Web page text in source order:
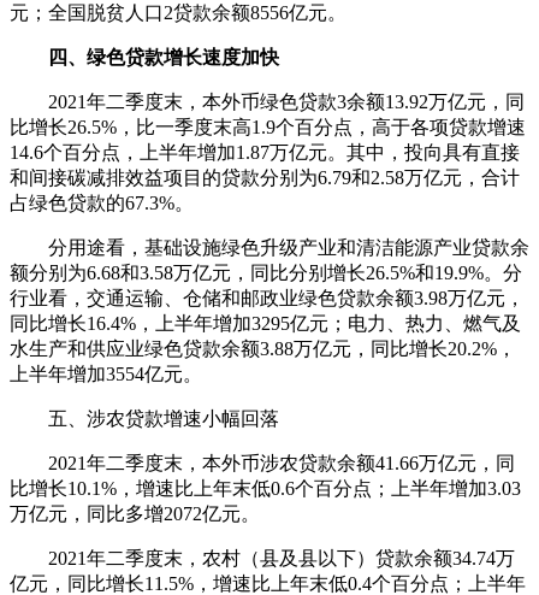
元；全国脱贫人口2贷款余额8556亿元。
四、绿色贷款增长速度加快
2021年二季度末，本外币绿色贷款3余额13.92万亿元，同
比增长26.5%，比一季度末高1.9个百分点，高于各项贷款增速
14.6个百分点，上半年增加1.87万亿元。其中，投向具有直接
和间接碳减排效益项目的贷款分别为6.79和2.58万亿元，合计
占绿色贷款的67.3%。
分用途看，基础设施绿色升级产业和清洁能源产业贷款余
额分别为6.68和3.58万亿元，同比分别增长26.5%和19.9%。分
行业看，交通运输、仓储和邮政业绿色贷款余额3.98万亿元，
同比增长16.4%，上半年增加3295亿元；电力、热力、燃气及
水生产和供应业绿色贷款余额3.88万亿元，同比增长20.2%，
上半年增加3554亿元。
五、涉农贷款增速小幅回落
2021年二季度末，本外币涉农贷款余额41.66万亿元，同
比增长10.1%，增速比上年末低0.6个百分点；上半年增加3.03
万亿元，同比多增2072亿元。
2021年二季度末，农村（县及县以下）贷款余额34.74万
亿元，同比增长11.5%，增速比上年末低0.4个百分点；上半年